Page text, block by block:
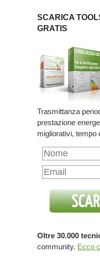
SCARICA
GRATIS
Trasmittanza
prestazione
migliorativi, tempo
Oltre 30.000
community. Ecco